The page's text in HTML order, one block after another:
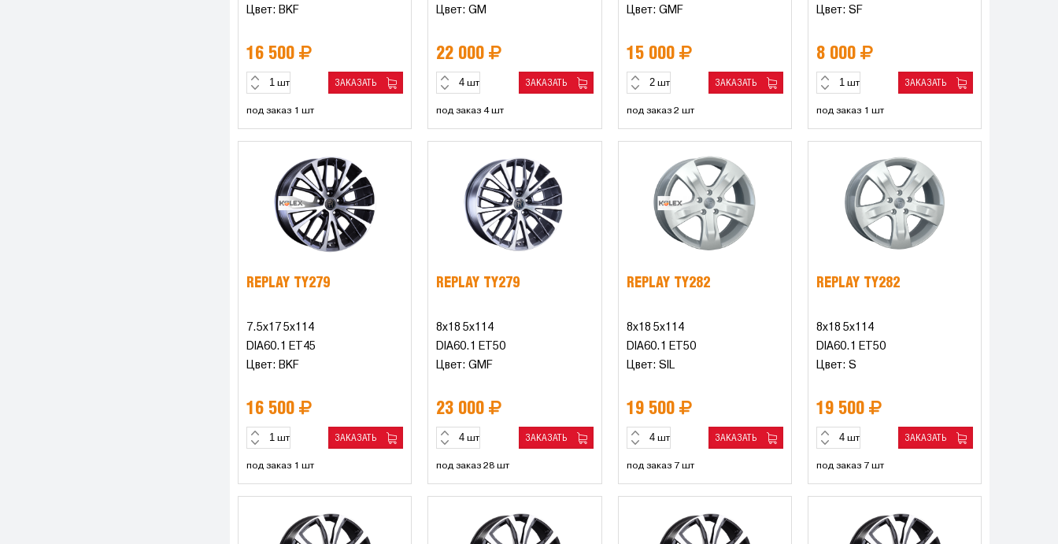
Цвет: BKF
16 500
шт ЗАКАЗАТЬ
под заказ 1 шт
Цвет: GM
22 000
шт ЗАКАЗАТЬ
под заказ 4 шт
Цвет: GMF
15 000
шт ЗАКАЗАТЬ
под заказ 2 шт
Цвет: SF
8 000
шт ЗАКАЗАТЬ
под заказ 1 шт
REPLAY TY279
7.5x17 5x114
DIA60.1 ET45
Цвет: BKF
16 500
шт ЗАКАЗАТЬ
под заказ 1 шт
REPLAY TY279
8x18 5x114
DIA60.1 ET50
Цвет: GMF
23 000
шт ЗАКАЗАТЬ
под заказ 28 шт
REPLAY TY282
8x18 5x114
DIA60.1 ET50
Цвет: SIL
19 500
шт ЗАКАЗАТЬ
под заказ 7 шт
REPLAY TY282
8x18 5x114
DIA60.1 ET50
Цвет: S
19 500
шт ЗАКАЗАТЬ
под заказ 7 шт